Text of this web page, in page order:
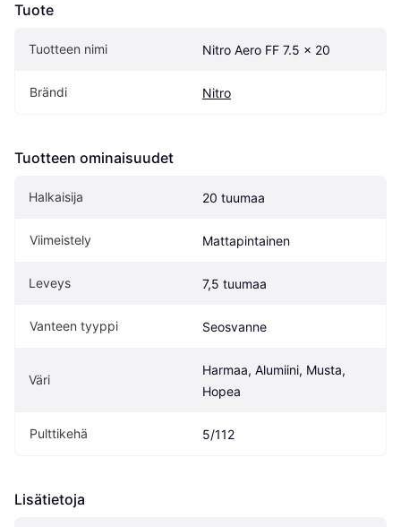
Tuote
Tuotteen nimi Nitro Aero FF 7.5 x 20
Brändi Nitro
Tuotteen ominaisuudet
Halkaisija 20 tuumaa
Viimeistely Mattapintainen
Leveys 7,5 tuumaa
Vanteen tyyppi Seosvanne
Väri
Harmaa, Alumiini, Musta,
Hopea
Pulttikehä 5/112
Lisätietoja